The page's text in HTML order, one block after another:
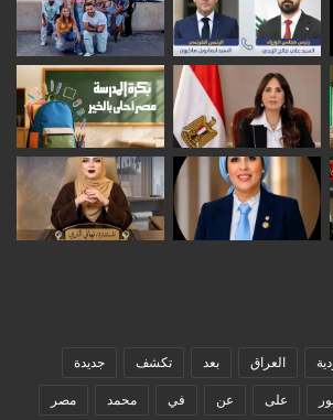
العراق بعد تكشف جديدة
على عن في محمد مصر